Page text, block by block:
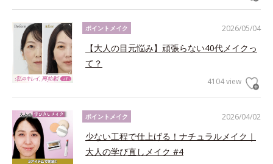
2026/05/04
ポイントメイク
【大人の目元悩み】頑張らない40代メイクっ
て？
4104 view
2026/04/02
ポイントメイク
少ない工程で仕上げる！ナチュラルメイク｜
大人の学び直しメイク #4